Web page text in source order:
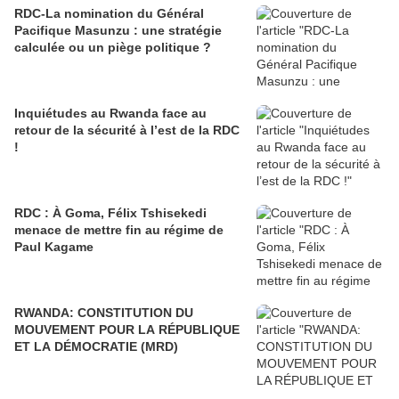
RDC-La nomination du Général
Pacifique Masunzu : une stratégie
calculée ou un piège politique ?
Inquiétudes au Rwanda face au
retour de la sécurité à l’est de la RDC
!
RDC : À Goma, Félix Tshisekedi
menace de mettre fin au régime de
Paul Kagame
RWANDA: CONSTITUTION DU
MOUVEMENT POUR LA RÉPUBLIQUE
ET LA DÉMOCRATIE (MRD)